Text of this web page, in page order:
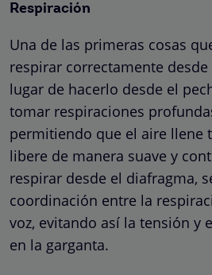
Respiración
Una de las primeras cosas
respirar correctamente
lugar de hacerlo desde el
tomar respiraciones
permitiendo que el aire llene
libere de manera suave y
respirar desde el diafragma,
coordinación entre la
voz, evitando así la tensión y
en la garganta.